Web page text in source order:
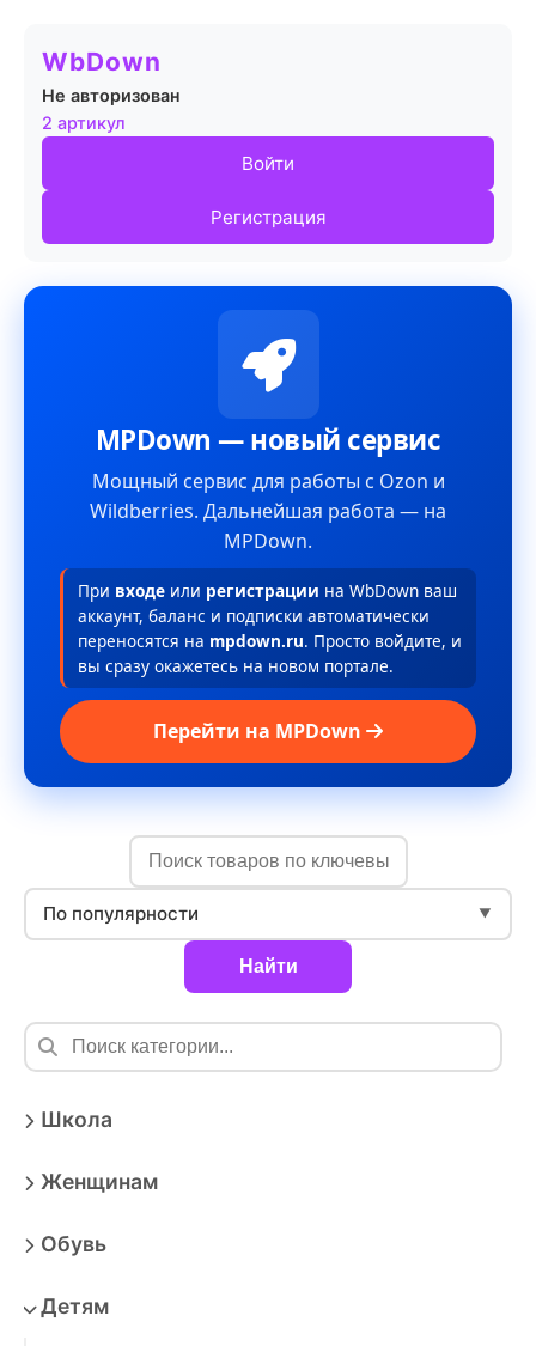
WbDown
Не авторизован
2 артикул
Войти
Регистрация
MPDown — новый сервис
Мощный сервис для работы с Ozon и
Wildberries. Дальнейшая работа — на
MPDown.
При входе или регистрации на WbDown ваш
аккаунт, баланс и подписки автоматически
переносятся на mpdown.ru. Просто войдите, и
вы сразу окажетесь на новом портале.
Перейти на MPDown
По популярности ▼
Найти
Школа
Женщинам
Обувь
Детям